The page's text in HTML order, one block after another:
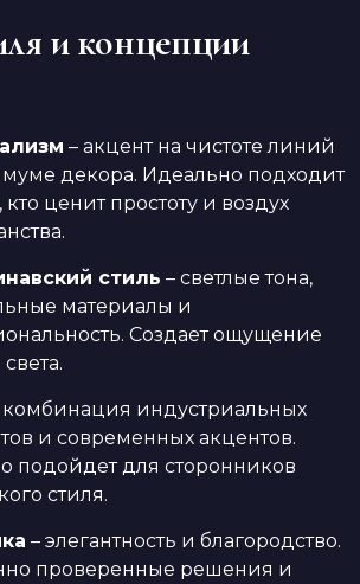
и концепции
– акцент на чистоте линий
декора. Идеально подходит
кто ценит простоту и воздух
стиль – светлые тона,
материалы и
Создает ощущение
комбинация индустриальных
и современных акцентов.
подойдет для сторонников
стиля.
– элегантность и благородство.
проверенные решения и